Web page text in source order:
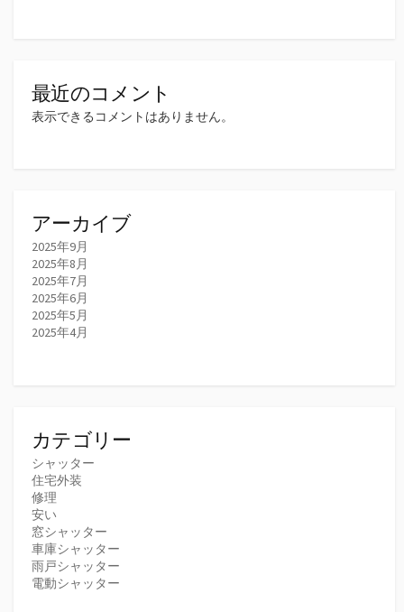
最近のコメント
表示できるコメントはありません。
アーカイブ
2025年9月
2025年8月
2025年7月
2025年6月
2025年5月
2025年4月
カテゴリー
シャッター
住宅外装
修理
安い
窓シャッター
車庫シャッター
雨戸シャッター
電動シャッター